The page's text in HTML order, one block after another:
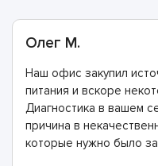
Олег М.
Наш офис закупил
питания и вскоре
Диагностика в вашем
причина в
которые нужно было